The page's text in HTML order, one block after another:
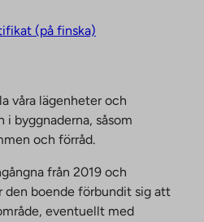
(på finska)
våra lägenheter och
byggnaderna, såsom
och förråd.
från 2019 och
den boende förbundit sig att
eventuellt med